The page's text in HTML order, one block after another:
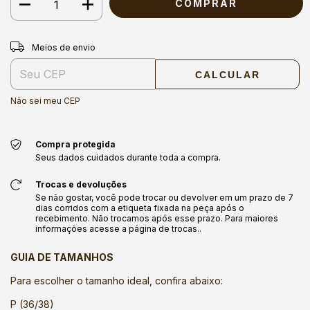
Entregas para o CEP:
Meios de envio
CALCULAR
Não sei meu CEP
Compra protegida
Seus dados cuidados durante toda a compra.
Trocas e devoluções
Se não gostar, você pode trocar ou devolver em um prazo de 7
dias corridos com a etiqueta fixada na peça após o
recebimento. Não trocamos após esse prazo. Para maiores
informações acesse a página de trocas..
GUIA DE TAMANHOS
Para escolher o tamanho ideal, confira abaixo:
P (36/38)